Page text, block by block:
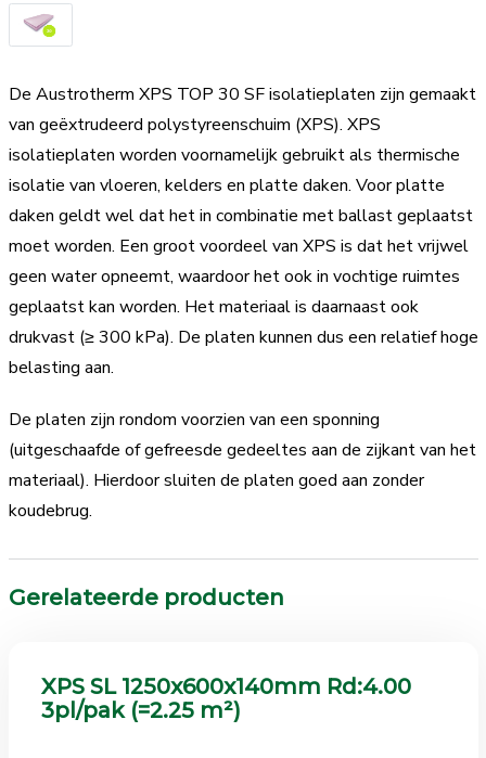
De Austrotherm XPS TOP 30 SF isolatieplaten zijn gemaakt
van geëxtrudeerd polystyreenschuim (XPS). XPS
isolatieplaten worden voornamelijk gebruikt als thermische
isolatie van vloeren, kelders en platte daken. Voor platte
daken geldt wel dat het in combinatie met ballast geplaatst
moet worden. Een groot voordeel van XPS is dat het vrijwel
geen water opneemt, waardoor het ook in vochtige ruimtes
geplaatst kan worden. Het materiaal is daarnaast ook
drukvast (≥ 300 kPa). De platen kunnen dus een relatief hoge
belasting aan.
De platen zijn rondom voorzien van een sponning
(uitgeschaafde of gefreesde gedeeltes aan de zijkant van het
materiaal). Hierdoor sluiten de platen goed aan zonder
koudebrug.
Gerelateerde producten
XPS SL 1250x600x140mm Rd:4.00
3pl/pak (=2.25 m²)